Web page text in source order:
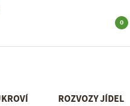
0
ROZVOZY JÍDEL